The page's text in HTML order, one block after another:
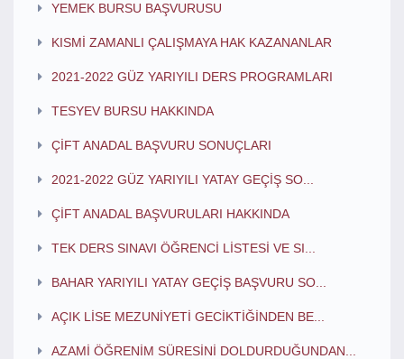
YEMEK BURSU BAŞVURUSU
KISMİ ZAMANLI ÇALIŞMAYA HAK KAZANANLAR
2021-2022 GÜZ YARIYILI DERS PROGRAMLARI
TESYEV BURSU HAKKINDA
ÇİFT ANADAL BAŞVURU SONUÇLARI
2021-2022 GÜZ YARIYILI YATAY GEÇİŞ SO...
ÇİFT ANADAL BAŞVURULARI HAKKINDA
TEK DERS SINAVI ÖĞRENCİ LİSTESİ VE SI...
BAHAR YARIYILI YATAY GEÇİŞ BAŞVURU SO...
AÇIK LİSE MEZUNİYETİ GECİKTİĞİNDEN BE...
AZAMİ ÖĞRENİM SÜRESİNİ DOLDURDUĞUNDAN...